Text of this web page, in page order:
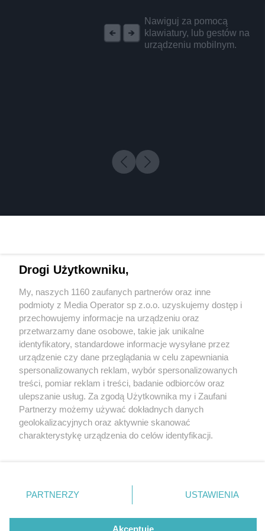
Nawiguj za pomocą
klawiatury, lub gestów na
urządzeniu mobilnym.
3 / 0
Wydawca mediów lokalnych
Nie zapomnij
zapoznać się z:
polityką prywatności regulamin korzystania z portali
Twojemiasto
Piekary Śląskie
Chorzów
Tarnowskie Góry
Gliwice
Skontakuj sięz nami
Kontakt
Wydawca
Redakcja
Drogi Użytkowniku,
My, naszych 1160 zaufanych partnerów oraz inne
podmioty z Media Operator sp z.o.o. uzyskujemy dostęp i
przechowujemy informacje na urządzeniu oraz
przetwarzamy dane osobowe, takie jak unikalne
identyfikatory, standardowe informacje wysyłane przez
urządzenie czy dane przeglądania w celu zapewniania
spersonalizowanych reklam, wybór spersonalizowanych
treści, pomiar reklam i treści, badanie odbiorców oraz
ulepszanie usług. Za zgodą Użytkownika my i Zaufani
Partnerzy możemy używać dokładnych danych
geolokalizacyjnych oraz aktywnie skanować
charakterystykę urządzenia do celów identyfikacji.
zmienić/wycofać klikając przycisk ustawień prywatności
znajdujący się w lewym dolnym rogu strony
rodzaje przetwarzania danych nie wymagają zgody
użytkownika, ale masz prawo sprzeciwić się takiemu
PARTNERZY USTAWIENIA
Akceptuję